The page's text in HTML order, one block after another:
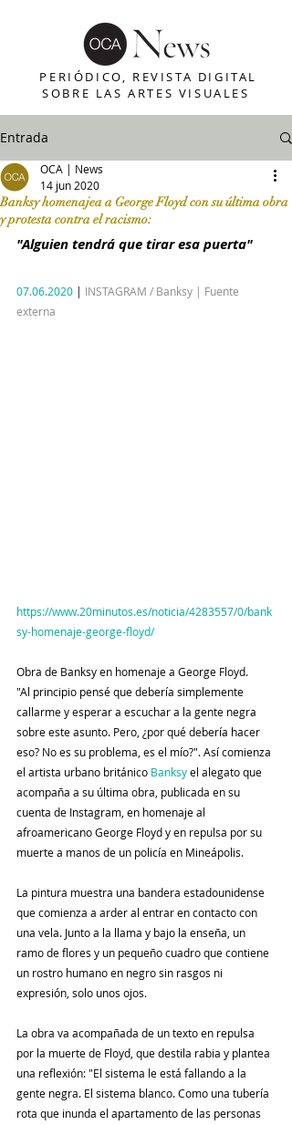
PERIÓDICO, REVISTA DIGITAL
SOBRE LAS ARTES VISUALES
Entrada
Banksy homenajea a George Floyd con su última obra
y protesta contra el racismo:
OCA | News
14 jun 2020
"Alguien tendrá que tirar esa puerta"
07.06.2020 | INSTAGRAM / Banksy | Fuente
externa
https://www.20minutos.es/noticia/4283557/0/bank
sy-homenaje-george-floyd/
Obra de Banksy en homenaje a George Floyd.
"Al principio pensé que debería simplemente
callarme y esperar a escuchar a la gente negra
sobre este asunto. Pero, ¿por qué debería hacer
eso? No es su problema, es el mío?". Así comienza
el artista urbano británico Banksy el alegato que
acompaña a su última obra, publicada en su
cuenta de Instagram, en homenaje al
afroamericano George Floyd y en repulsa por su
muerte a manos de un policía en Mineápolis.
La pintura muestra una bandera estadounidense
que comienza a arder al entrar en contacto con
una vela. Junto a la llama y bajo la enseña, un
ramo de flores y un pequeño cuadro que contiene
un rostro humano en negro sin rasgos ni
expresión, solo unos ojos.
La obra va acompañada de un texto en repulsa
por la muerte de Floyd, que destila rabia y plantea
una reflexión: "El sistema le está fallando a la
gente negra. El sistema blanco. Como una tubería
rota que inunda el apartamento de las personas